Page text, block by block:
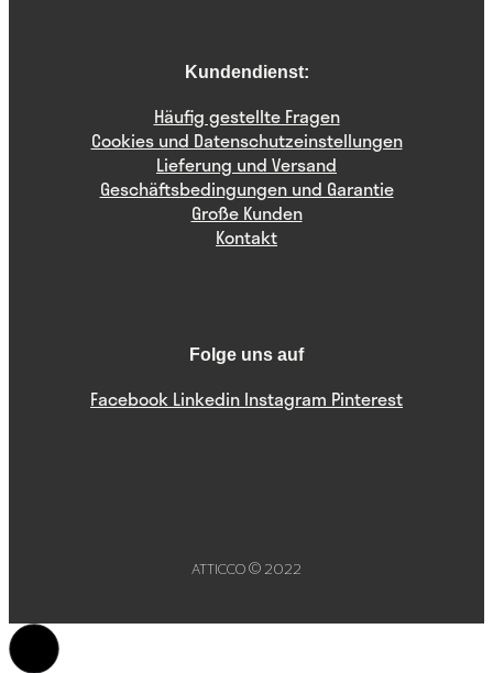
Kundendienst:
Häufig gestellte Fragen
Cookies und Datenschutzeinstellungen
Lieferung und Versand
Geschäftsbedingungen und Garantie
Große Kunden
Kontakt
Folge uns auf
Facebook Linkedin Instagram Pinterest
ATTICCO © 2022